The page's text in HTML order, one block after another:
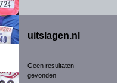
uitslagen.nl
Geen resultaten
gevonden